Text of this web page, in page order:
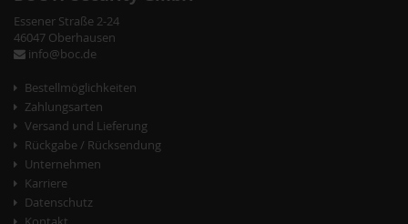
t
N
a
v
i
g
a
Essener Straße 2-24
46047 Oberhausen
info@boc.de
Bestellmöglichkeiten
Zahlungsarten
Versand und Lieferung
Rückgabe / Rücksendung
Unternehmen
Karriere
Datenschutz